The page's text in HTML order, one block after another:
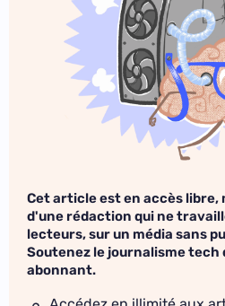
Cet article est en accès libre,
d'une rédaction qui ne
lecteurs, sur un média sans
Soutenez le journalisme tech
abonnant.